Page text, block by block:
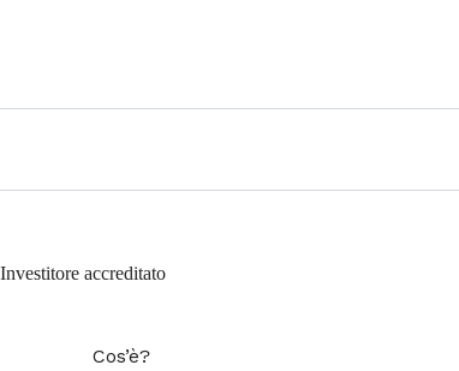
Investitore accreditato
Cos’è?